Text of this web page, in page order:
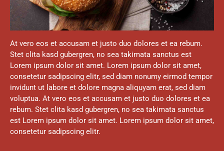
At vero eos et accusam et justo duo dolores et ea rebum.
Stet clita kasd gubergren, no sea takimata sanctus est
Lorem ipsum dolor sit amet. Lorem ipsum dolor sit amet,
consetetur sadipscing elitr, sed diam nonumy eirmod tempor
invidunt ut labore et dolore magna aliquyam erat, sed diam
voluptua. At vero eos et accusam et justo duo dolores et ea
rebum. Stet clita kasd gubergren, no sea takimata sanctus
est Lorem ipsum dolor sit amet. Lorem ipsum dolor sit amet,
consetetur sadipscing elitr.